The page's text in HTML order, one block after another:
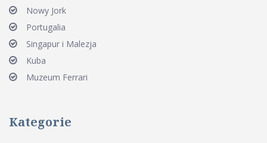
Nowy Jork
Portugalia
Singapur i Malezja
Kuba
Muzeum Ferrari
Kategorie